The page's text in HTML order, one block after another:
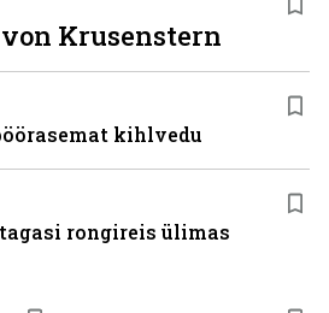
Krusenstern
kihlvedu
rongireis ülimas